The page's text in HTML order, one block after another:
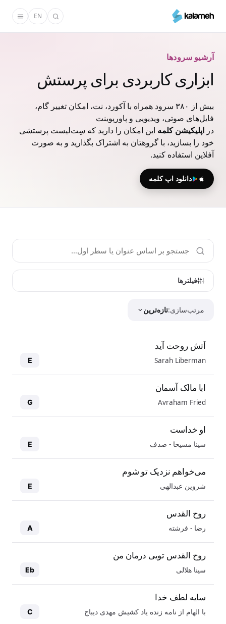
محتوای
EN
آرشیو سرودها
ابزاری کاربردی برای پرستش
بیش از ۳۸۰ سرود همراه با آکورد، نت، امکان تغییر گام،
فایل‌های صوتی، ویدیویی و پاورپوینت
در اپلیکیشن کلمه این امکان را دارید که سِت‌لیست پرستشی
خود را بسازید، با گروهتان به اشتراک بگذارید و به صورت
آفلاین استفاده کنید.
دانلود اپ کلمه
فیلترها
مرتب‌سازی:تازه‌ترین
آتش روحت آید
Sarah Liberman
E
ابا مالک آسمان
Avraham Fried
G
او خداست
سینا مسیحا - صدف E
می‌خواهم نزدیک تو شوم
شروین عبدالهی E
روح القدس
رضا - فرشته A
روح القدس تویی درمان من
سینا هلالی Eb
سایه لطف خدا
با الهام از نامه زنده یاد کشیش مهدی دیباج C